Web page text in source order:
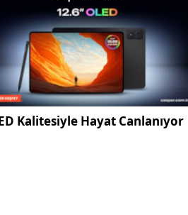
Kalitesiyle Hayat Canlanıyor